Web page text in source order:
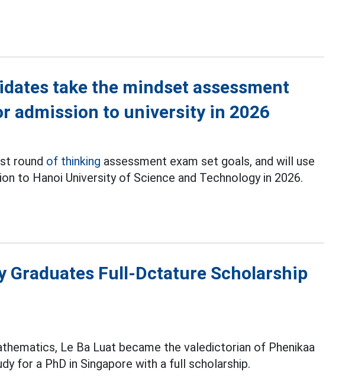
take the mindset assessment
admission to university in 2026
round of thinking assessment exam set goals, and will use
to Hanoi University of Science and Technology in 2026.
Graduates Full-Dctature Scholarship
Le Ba Luat became the valedictorian of Phenikaa
for a PhD in Singapore with a full scholarship.